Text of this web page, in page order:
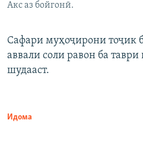
Акс аз бойгонӣ.
Сафари муҳоҷирони тоҷик
аввали соли равон ба
шудааст.
Идома